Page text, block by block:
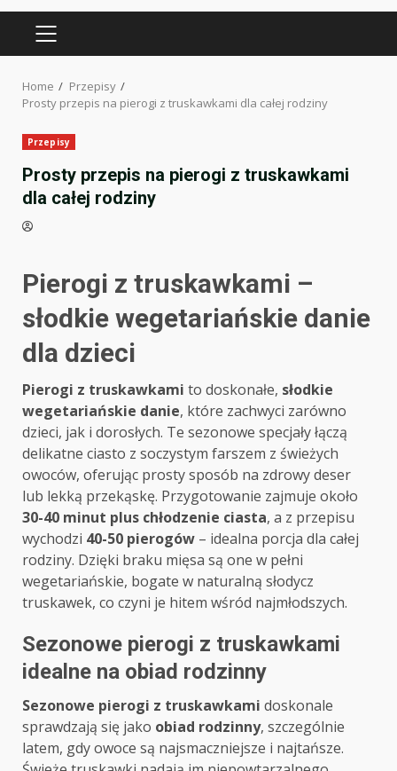
PRIMARY
Home
Przepisy
Prosty przepis na pierogi z truskawkami dla całej rodziny
Przepisy
Prosty przepis na pierogi z truskawkami
dla całej rodziny
Pierogi z truskawkami –
słodkie wegetariańskie danie
dla dzieci
Pierogi z truskawkami to doskonałe, słodkie
wegetariańskie danie, które zachwyci zarówno
dzieci, jak i dorosłych. Te sezonowe specjały łączą
delikatne ciasto z soczystym farszem z świeżych
owoców, oferując prosty sposób na zdrowy deser
lub lekką przekąskę. Przygotowanie zajmuje około
30-40 minut plus chłodzenie ciasta, a z przepisu
wychodzi 40-50 pierogów – idealna porcja dla całej
rodziny. Dzięki braku mięsa są one w pełni
wegetariańskie, bogate w naturalną słodycz
truskawek, co czyni je hitem wśród najmłodszych.
Sezonowe pierogi z truskawkami
idealne na obiad rodzinny
Sezonowe pierogi z truskawkami doskonale
sprawdzają się jako obiad rodzinny, szczególnie
latem, gdy owoce są najsmaczniejsze i najtańsze.